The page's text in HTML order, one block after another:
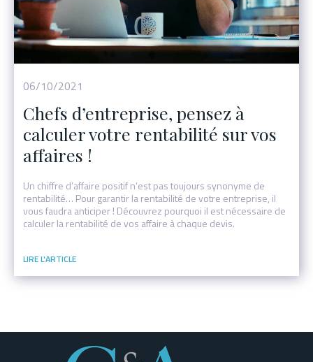
06/10/2021
Chefs d’entreprise, pensez à
calculer votre rentabilité sur vos
affaires !
Un chiffre d’affaire positif n’est pas toujours synonyme de
rentabilité… Pour garantir la rentabilité de votre entreprise, il
vous faudra anticiper ! Découvrez pourquoi il est nécessaire de
calculer la rentabilité de vos affaire à chaque devis.